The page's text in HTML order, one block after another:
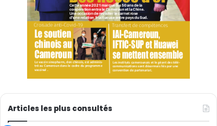
Articles les plus consultés